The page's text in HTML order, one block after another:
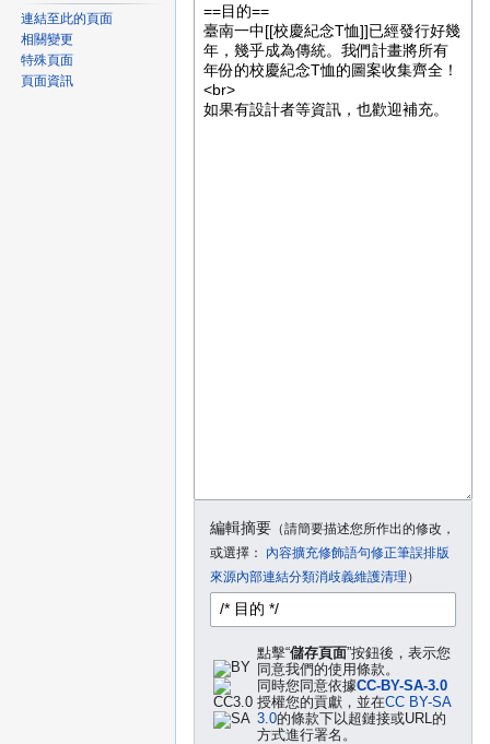
編輯摘要 （請簡要描述您所作出的修改 ，
或選擇： 內容擴充修飾語句修正筆誤排版
來源內部連結分類消歧義維護清理 ）
點擊“儲存頁面”按鈕後，表示您
同意我們的使用條款。
同時您同意依據CC-BY-SA-3.0
授權您的貢獻，並在CC BY-SA
3.0的條款下以超鏈接或URL的
方式進行署名。
連結至此的頁面
相關變更
特殊頁面
頁面資訊